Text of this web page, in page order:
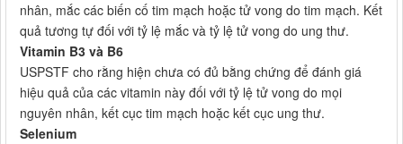
nhân, mắc các biến cố tim mạch hoặc tử vong do tim mạch. Kết
quả tương tự đối với tỷ lệ mắc và tỷ lệ tử vong do ung thư.
Vitamin B3 và B6
USPSTF cho rằng hiện chưa có đủ bằng chứng để đánh giá
hiệu quả của các vitamin này đối với tỷ lệ tử vong do mọi
nguyên nhân, kết cục tim mạch hoặc kết cục ung thư.
Selenium